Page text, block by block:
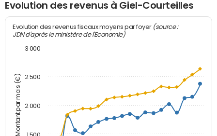
Evolution des revenus à Giel-Courteilles
Montant par mois (€)
Evolution des revenus fiscaux moyens par foyer (source :
JDN d'après le ministère de l'Economie)
2 000
2 500
3 000